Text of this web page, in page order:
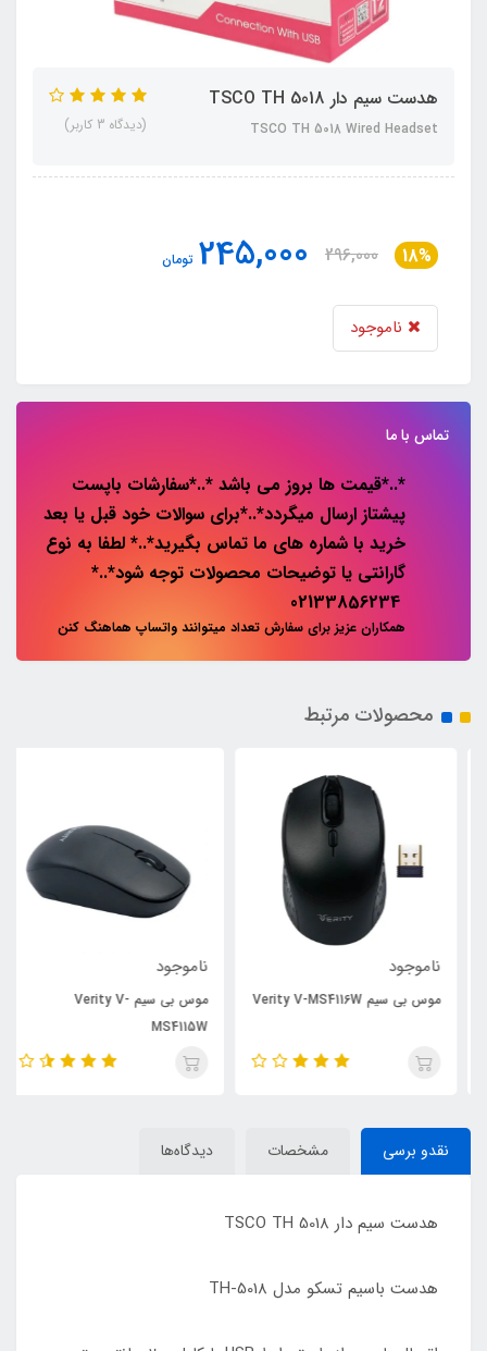
هدست سیم دار TSCO TH 5018
TSCO TH 5018 Wired Headset (دیدگاه 3 کاربر)
18%
296,000
245,000 تومان
ناموجود
تماس با ما
*..*قیمت ها بروز می باشد *..*سفارشات باپست
پیشتاز ارسال میگردد*..*برای سوالات خود قبل یا بعد
خرید با شماره های ما تماس بگیرید*..* لطفا به نوع
گارانتی یا توضیحات محصولات توجه شود*..*
همکاران عزیز برای سفارش تعداد میتوانند واتساپ هماهنگ کنن
محصولات مرتبط
ناموجود
موس بی سیم Verity V-MS4116W
ناموجود
موس بی سیم Verity V-
MS4115W
نقدو برسی مشخصات دیدگاه‌ها
هدست سیم دار TSCO TH 5018
هدست باسیم تسکو مدل TH-5018